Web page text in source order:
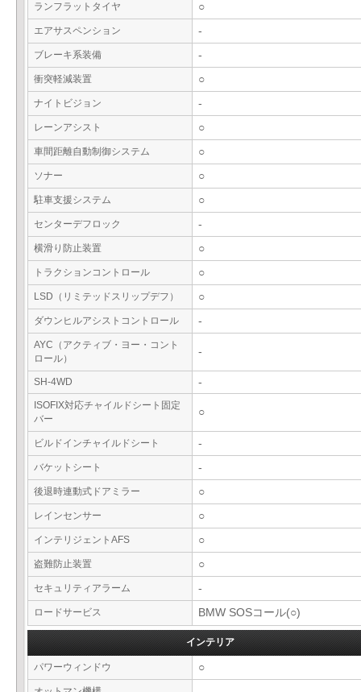
ランフラットタイヤ ○
エアサスペンション -
ブレーキ系装備 -
衝突軽減装置 ○
ナイトビジョン -
レーンアシスト ○
車間距離自動制御システム ○
ソナー ○
駐車支援システム ○
センターデフロック -
横滑り防止装置 ○
トラクションコントロール ○
LSD（リミテッドスリップデフ） ○
ダウンヒルアシストコントロール -
AYC（アクティブ・ヨー・コント
ロール）
-
SH-4WD -
ISOFIX対応チャイルドシート固定
バー
○
ビルドインチャイルドシート -
バケットシート -
後退時連動式ドアミラー ○
レインセンサー ○
インテリジェントAFS ○
盗難防止装置 ○
セキュリティアラーム -
ロードサービス BMW SOSコール(○)
インテリア
パワーウィンドウ ○